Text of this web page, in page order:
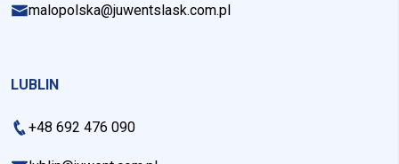
malopolska@juwentslask.com.pl
LUBLIN
+48 692 476 090